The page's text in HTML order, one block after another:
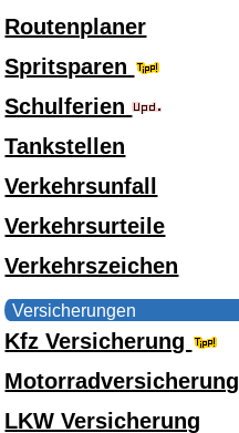
Routenplaner
Spritsparen
Schulferien
Tankstellen
Verkehrsunfall
Verkehrsurteile
Verkehrszeichen
Versicherungen
Kfz Versicherung
Motorradversicherung
LKW Versicherung